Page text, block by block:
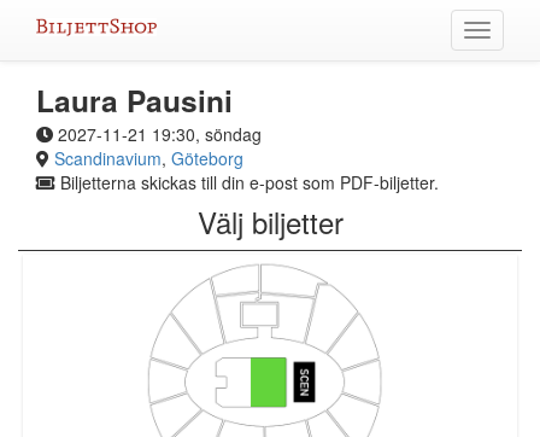
Växla
meny
Laura Pausini
2027-11-21 19:30, söndag
Scandinavium, Göteborg
Biljetterna skickas till din e-post som PDF-biljetter.
Välj biljetter